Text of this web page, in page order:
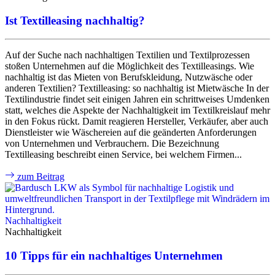
Ist Textilleasing nachhaltig?
Auf der Suche nach nachhaltigen Textilien und Textilprozessen
stoßen Unternehmen auf die Möglichkeit des Textilleasings. Wie
nachhaltig ist das Mieten von Berufskleidung, Nutzwäsche oder
anderen Textilien? Textilleasing: so nachhaltig ist Mietwäsche​​​​​​ In der
Textilindustrie findet seit einigen Jahren ein schrittweises Umdenken
statt, welches die Aspekte der Nachhaltigkeit im Textilkreislauf mehr
in den Fokus rückt. Damit reagieren Hersteller, Verkäufer, aber auch
Dienstleister wie Wäschereien auf die geänderten Anforderungen
von Unternehmen und Verbrauchern. Die Bezeichnung
Textilleasing beschreibt einen Service, bei welchem Firmen...
zum Beitrag
Nachhaltigkeit
Nachhaltigkeit
10 Tipps für ein nachhaltiges Unternehmen